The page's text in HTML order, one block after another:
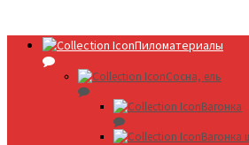
Пиломатериалы
Сосна, ель
Вагонка
Вагонка